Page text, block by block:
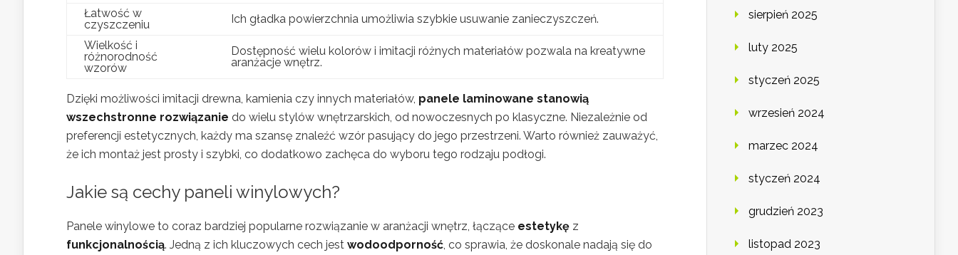
Łatwość w
czyszczeniu
Ich gładka powierzchnia umożliwia szybkie usuwanie zanieczyszczeń.
Wielkość i
różnorodność
wzorów
Dostępność wielu kolorów i imitacji różnych materiałów pozwala na kreatywne
aranżacje wnętrz.
Dzięki możliwości imitacji drewna, kamienia czy innych materiałów, panele laminowane stanowią
wszechstronne rozwiązanie do wielu stylów wnętrzarskich, od nowoczesnych po klasyczne. Niezależnie od
preferencji estetycznych, każdy ma szansę znaleźć wzór pasujący do jego przestrzeni. Warto również zauważyć,
że ich montaż jest prosty i szybki, co dodatkowo zachęca do wyboru tego rodzaju podłogi.
Jakie są cechy paneli winylowych?
Panele winylowe to coraz bardziej popularne rozwiązanie w aranżacji wnętrz, łączące estetykę z
funkcjonalnością. Jedną z ich kluczowych cech jest wodoodporność, co sprawia, że doskonale nadają się do
sierpień 2025
luty 2025
styczeń 2025
wrzesień 2024
marzec 2024
styczeń 2024
grudzień 2023
listopad 2023